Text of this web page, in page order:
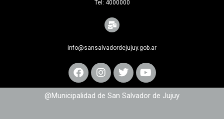
Tel: 4000000
info@sansalvadordejujuy.gob.ar
@Municipalidad de San Salvador de Jujuy